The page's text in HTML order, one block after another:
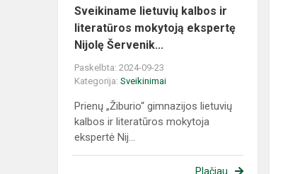
Sveikiname lietuvių kalbos ir
literatūros mokytoją ekspertę
Nijolę Šervenik...
Paskelbta: 2024-09-23
Kategorija: Sveikinimai
Prienų „Žiburio“ gimnazijos lietuvių
kalbos ir literatūros mokytoja
ekspertė Nij...
Plačiau